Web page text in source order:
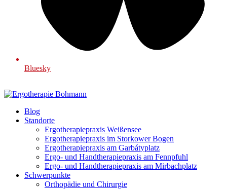
Bluesky
Blog
Standorte
Ergotherapiepraxis Weißensee
Ergotherapiepraxis im Storkower Bogen
Ergotherapiepraxis am Garbátyplatz
Ergo- und Handtherapiepraxis am Fennpfuhl
Ergo- und Handtherapiepraxis am Mirbachplatz
Schwerpunkte
Orthopädie und Chirurgie